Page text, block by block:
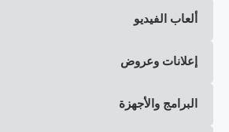
ألعاب الفيديو
إعلانات وعروض
البرامج والأجهزة